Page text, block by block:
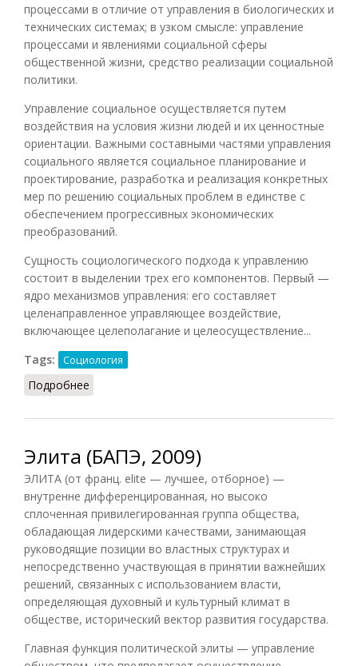
процессами в отличие от управления в биологических и
технических системах; в узком смысле: управление
процессами и явлениями социальной сферы
общественной жизни, средство реализации социальной
политики.
Управление социальное осуществляется путем
воздействия на условия жизни людей и их ценностные
ориентации. Важными составными частями управления
социального является социальное планирование и
проектирование, разработка и реализация конкретных
мер по решению социальных проблем в единстве с
обеспечением прогрессивных экономических
преобразований.
Сущность социологического подхода к управлению
состоит в выделении трех его компонентов. Первый —
ядро механизмов управления: его составляет
целенаправленное управляющее воздействие,
включающее целеполагание и целеосуществление...
Tags:
Социология
Подробнее
Элита (БАПЭ, 2009)
ЭЛИТА (от франц. elite — лучшее, отборное) —
внутренне дифференцированная, но высоко
сплоченная привилегированная группа общества,
обладающая лидерскими качествами, занимающая
руководящие позиции во властных структурах и
непосредственно участвующая в принятии важнейших
решений, связанных с использованием власти,
определяющая духовный и культурный климат в
обществе, исторический вектор развития государства.
Главная функция политической элиты — управление